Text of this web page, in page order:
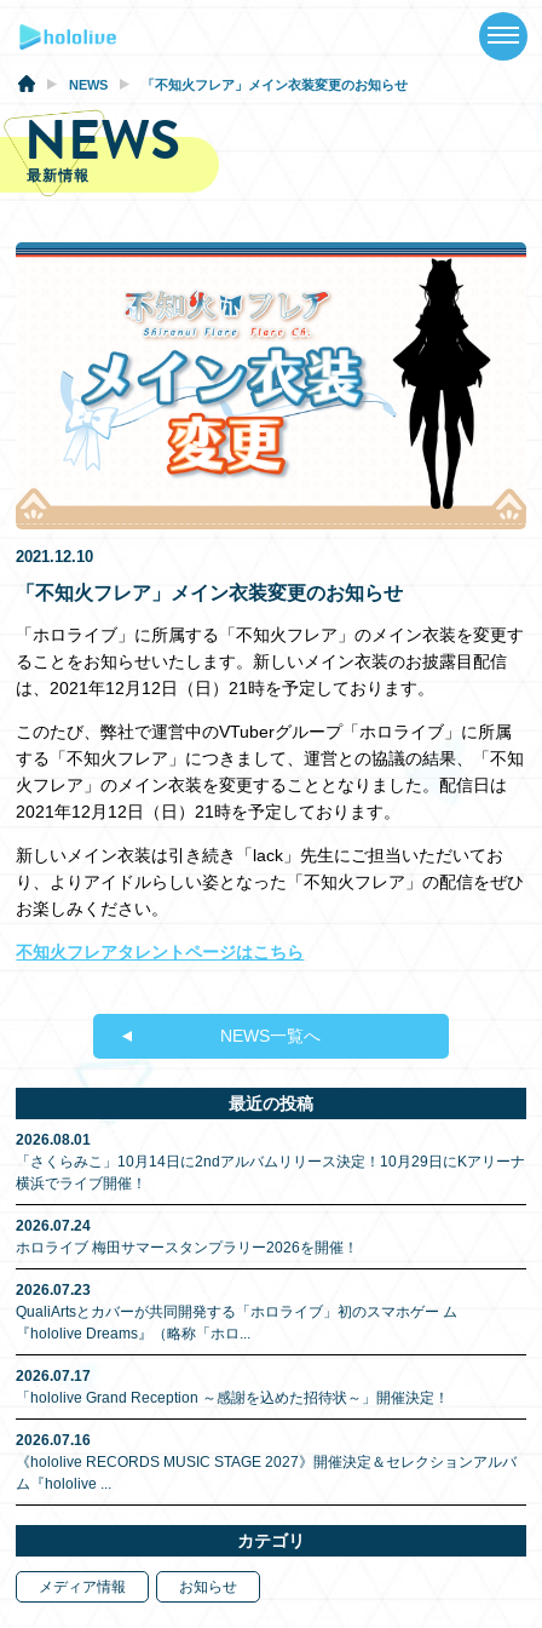
NEWS
SCHEDULE
EVENTS
VIDEOS
MUSIC
GOODS
SPECIAL
EN
NEWS 「不知火フレア」メイン衣装変更のお知らせ
NEWS
最新情報
2021.12.10
「不知火フレア」メイン衣装変更のお知らせ
「ホロライブ」に所属する「不知火フレア」のメイン衣装を変更す
ることをお知らせいたします。新しいメイン衣装のお披露目配信
は、2021年12月12日（日）21時を予定しております。
このたび、弊社で運営中のVTuberグループ「ホロライブ」に所属
する「不知火フレア」につきまして、運営との協議の結果、「不知
火フレア」のメイン衣装を変更することとなりました。配信日は
2021年12月12日（日）21時を予定しております。
新しいメイン衣装は引き続き「lack」先生にご担当いただいてお
り、よりアイドルらしい姿となった「不知火フレア」の配信をぜひ
お楽しみください。
不知火フレアタレントページはこちら
NEWS一覧へ
最近の投稿
2026.08.01
「さくらみこ」10月14日に2ndアルバムリリース決定！10月29日にKアリーナ
横浜でライブ開催！
2026.07.24
ホロライブ 梅田サマースタンプラリー2026を開催！
2026.07.23
QualiArtsとカバーが共同開発する「ホロライブ」初のスマホゲー ム
『hololive Dreams』（略称「ホロ ...
2026.07.17
「hololive Grand Reception ～感謝を込めた招待状～」開催決定！
2026.07.16
《hololive RECORDS MUSIC STAGE 2027》開催決定＆セレクションアルバ
ム『hololive ...
カテゴリ
メディア情報 お知らせ